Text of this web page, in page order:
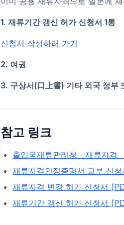
1. 재류기간 갱신 허가 신청서 1통
신청서 작성하러 가기
2. 여권
3. 구상서(口上書) 기타 외국 정부
참고 링크
출입국재류관리청 - 재류자격
재류자격인정증명서 교부 신
재류자격 변경 허가 신청서
재류기간 갱신 허가 신청서